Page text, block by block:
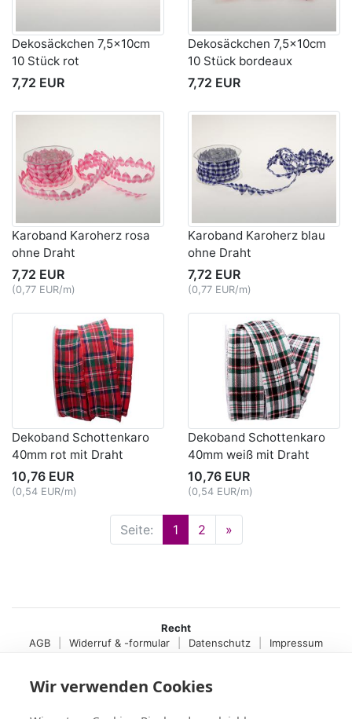
Dekosäckchen 7,5x10cm
10 Stück rot
7,72 EUR
Dekosäckchen 7,5x10cm
10 Stück bordeaux
7,72 EUR
Karoband Karoherz rosa
ohne Draht
7,72 EUR
(0,77 EUR/m)
Karoband Karoherz blau
ohne Draht
7,72 EUR
(0,77 EUR/m)
Dekoband Schottenkaro
40mm rot mit Draht
10,76 EUR
(0,54 EUR/m)
Dekoband Schottenkaro
40mm weiß mit Draht
10,76 EUR
(0,54 EUR/m)
Seite: 1 2 »
Recht
AGB
Widerruf & -formular Datenschutz Impressum
Versand & Zahlung,Kontakt,Fax-Bestellschein
Wir verwenden Cookies